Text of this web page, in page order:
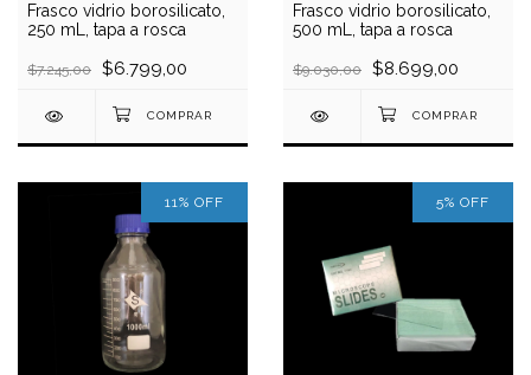
Frasco vidrio borosilicato,
250 mL, tapa a rosca
$7.245,00 $6.799,00
Frasco vidrio borosilicato,
500 mL, tapa a rosca
$9.030,00 $8.699,00
11% OFF 5% OFF